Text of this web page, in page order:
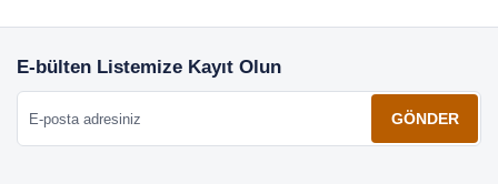
E-bülten Listemize Kayıt Olun
GÖNDER